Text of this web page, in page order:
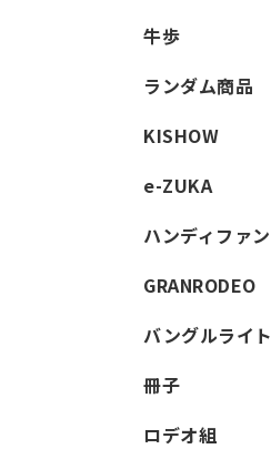
牛歩
ランダム商品
KISHOW
e-ZUKA
ハンディファン
GRANRODEO
バングルライト
冊子
ロデオ組